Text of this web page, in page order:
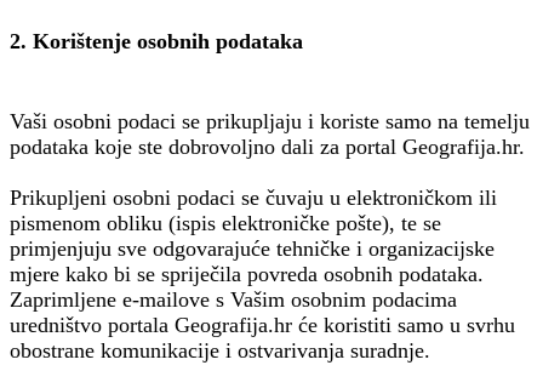
2. Korištenje osobnih podataka
Vaši osobni podaci se prikupljaju i koriste samo na temelju
podataka koje ste dobrovoljno dali za portal Geografija.hr.
Prikupljeni osobni podaci se čuvaju u elektroničkom ili
pismenom obliku (ispis elektroničke pošte), te se
primjenjuju sve odgovarajuće tehničke i organizacijske
mjere kako bi se spriječila povreda osobnih podataka.
Zaprimljene e-mailove s Vašim osobnim podacima
uredništvo portala Geografija.hr će koristiti samo u svrhu
obostrane komunikacije i ostvarivanja suradnje.